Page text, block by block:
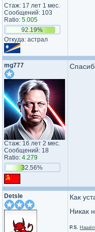
Стаж: 17 лет 1 мес.
Сообщений: 103
Ratio: 5.005
92.19%
Откуда: астрал
mg777
Стаж: 16 лет 2 мес.
Сообщений: 18
Ratio: 4.279
32.56%
Detsle Как
Никак
P.S. Нашёл